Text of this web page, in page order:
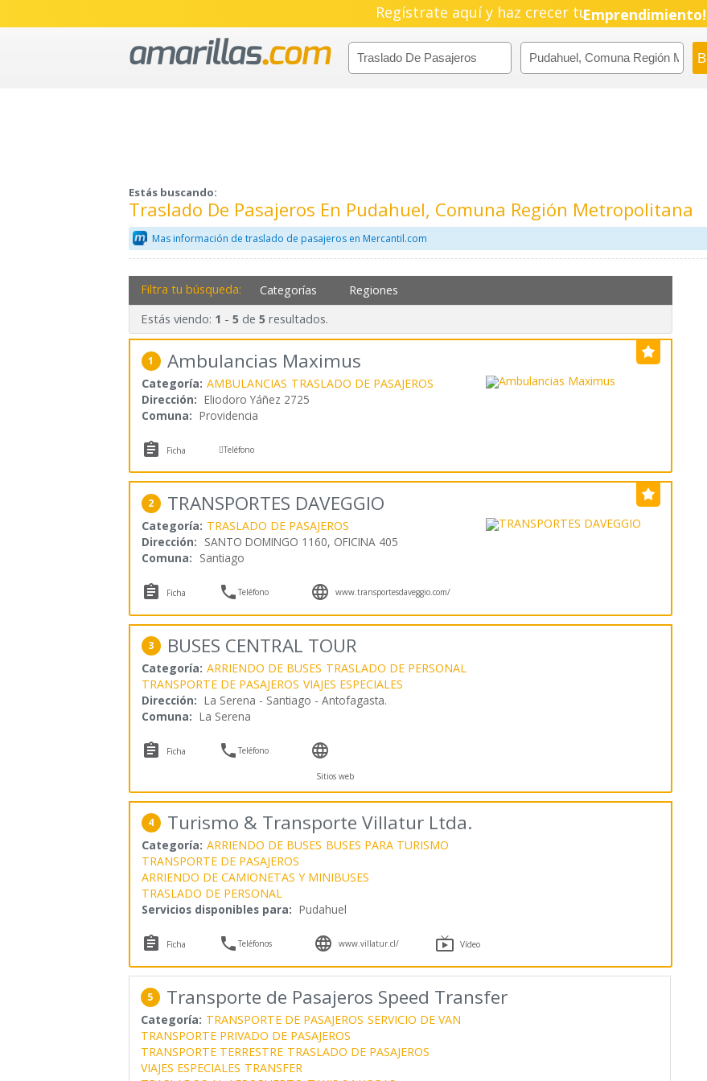
Regístrate aquí y haz crecer tuPyme!
Emprendimiento!
Estás buscando:
Traslado De Pasajeros En Pudahuel, Comuna Región Metropolitana
Mas información de traslado de pasajeros en Mercantil.com
Filtra tu búsqueda: Categorías Regiones
Estás viendo: 1 - 5 de 5 resultados.
1 Ambulancias Maximus
Categoría: AMBULANCIAS TRASLADO DE PASAJEROS
Dirección: Eliodoro Yáñez 2725
Comuna: Providencia
 Ficha Teléfono
2 TRANSPORTES DAVEGGIO
Categoría: TRASLADO DE PASAJEROS
Dirección: SANTO DOMINGO 1160, OFICINA 405
Comuna: Santiago
 Ficha Teléfono  www.transportesdaveggio.com/
3 BUSES CENTRAL TOUR
Categoría: ARRIENDO DE BUSES TRASLADO DE PERSONAL
TRANSPORTE DE PASAJEROS VIAJES ESPECIALES
Dirección: La Serena - Santiago - Antofagasta.
Comuna: La Serena
 Ficha Teléfono 
Sitios web
4 Turismo & Transporte Villatur Ltda.
Categoría: ARRIENDO DE BUSES BUSES PARA TURISMO
TRANSPORTE DE PASAJEROS
ARRIENDO DE CAMIONETAS Y MINIBUSES
TRASLADO DE PERSONAL
Servicios disponibles para: Pudahuel
 Ficha Teléfonos  www.villatur.cl/  Vídeo
5 Transporte de Pasajeros Speed Transfer
Categoría: TRANSPORTE DE PASAJEROS SERVICIO DE VAN
TRANSPORTE PRIVADO DE PASAJEROS
TRANSPORTE TERRESTRE TRASLADO DE PASAJEROS
VIAJES ESPECIALES TRANSFER